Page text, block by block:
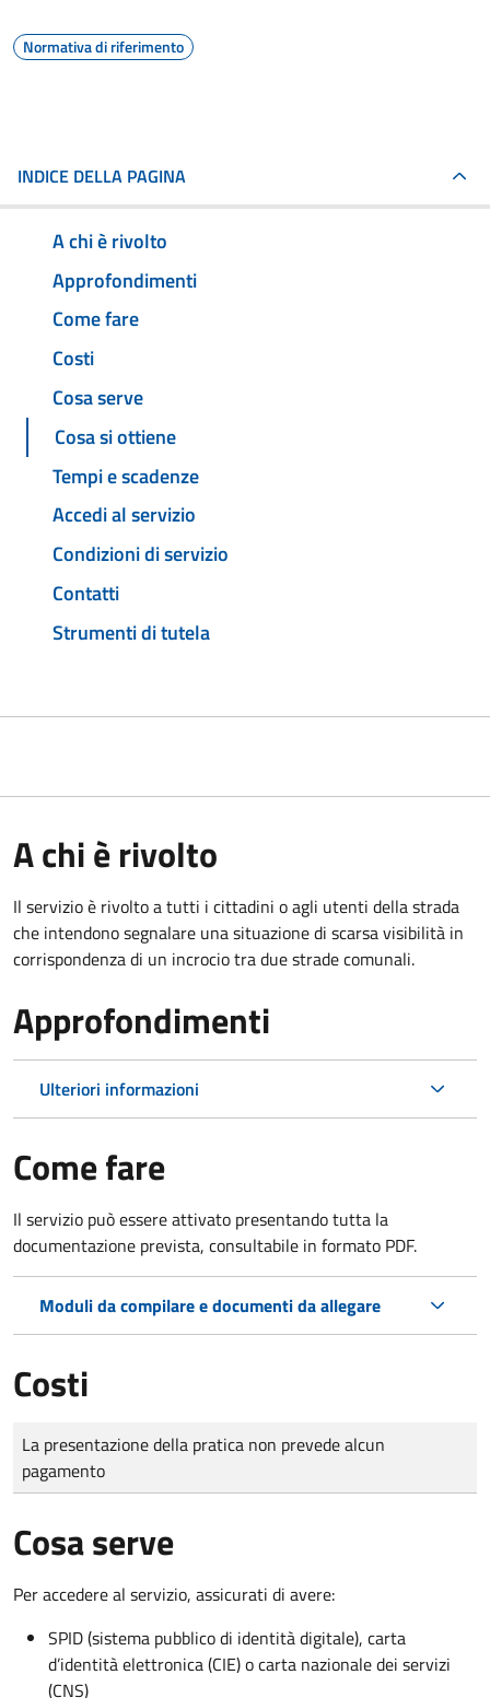
Normativa di riferimento
INDICE DELLA PAGINA
A chi è rivolto
Approfondimenti
Come fare
Costi
Cosa serve
Cosa si ottiene
Tempi e scadenze
Accedi al servizio
Condizioni di servizio
Contatti
Strumenti di tutela
A chi è rivolto
Il servizio è rivolto a tutti i cittadini o agli utenti della strada
che intendono segnalare una situazione di scarsa visibilità in
corrispondenza di un incrocio tra due strade comunali.
Approfondimenti
Ulteriori informazioni
Come fare
Il servizio può essere attivato presentando tutta la
documentazione prevista, consultabile in formato PDF.
Moduli da compilare e documenti da allegare
Costi
Tipo di pagamento
Importo
La presentazione della pratica non prevede alcun
pagamento
Cosa serve
Per accedere al servizio, assicurati di avere:
SPID (sistema pubblico di identità digitale), carta
d’identità elettronica (CIE) o carta nazionale dei servizi
(CNS)